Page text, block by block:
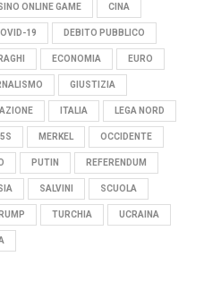
ONLINE GAME CINA
19 DEBITO PUBBLICO
ECONOMIA EURO
GIUSTIZIA
ITALIA LEGA NORD
MERKEL OCCIDENTE
PUTIN REFERENDUM
SALVINI SCUOLA
TURCHIA UCRAINA